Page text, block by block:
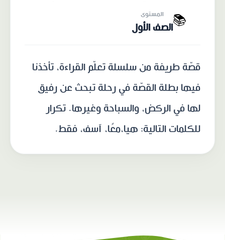
📚 المستوى
الصف الأول
قصّة طريفة من سلسلة تعلّم القراءة، تأخذنا
فيها بطلة القصّة في رحلة تبحث عن رفيق
لها في الركض، والسباحة وغيرها. تكرار
للكلمات التالية: هيا،معًا، آسف، فقط.